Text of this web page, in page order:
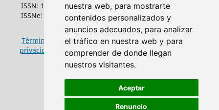
nuestra web, para mostrarte
contenidos personalizados y
anuncios adecuados, para analizar
el tráfico en nuestra web y para
comprender de donde llegan
nuestros visitantes.
Aceptar
Renuncio
ISSN: 1022-6508
ISSNe: 1681-5653
Términos y condiciones de uso|Política de
privacidad
Política de cookies